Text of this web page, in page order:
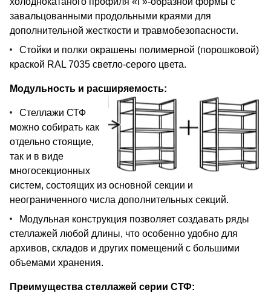
завальцованными продольными краями для
дополнительной жесткости и травмобезопасности.
Стойки и полки окрашены полимерной (порошковой)
краской RAL 7035 светло-серого цвета.
Модульность и расширяемость:
Стеллажи СТФ
можно собирать как
отдельно стоящие,
так и в виде
многосекционных
систем, состоящих из основной секции и
неограниченного числа дополнительных секций.
Модульная конструкция позволяет создавать ряды
стеллажей любой длины, что особенно удобно для
архивов, складов и других помещений с большими
объемами хранения.
Преимущества стеллажей серии СТФ: